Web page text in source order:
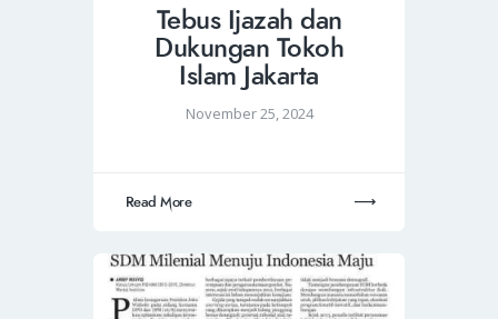
Tebus Ijazah dan
Dukungan Tokoh
Islam Jakarta
November 25, 2024
Read More